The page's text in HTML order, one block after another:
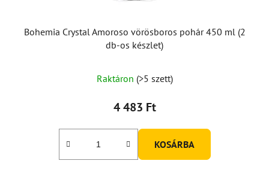
Bohemia Crystal Amoroso vörösboros pohár 450 ml (2
db-os készlet)
Raktáron (>5 szett)
4 483 Ft
KOSÁRBA